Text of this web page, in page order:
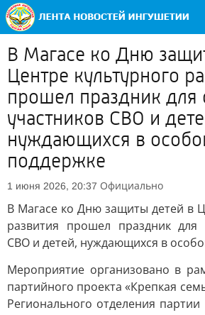
В Магасе ко Дню
Центре культурного
прошел праздник для
участников СВО и
нуждающихся в
поддержке
1 июня 2026, 20:37 Официально
В Магасе ко Дню защиты детей в
развития прошел праздник для
СВО и детей, нуждающихся в
Мероприятие организовано в
партийного проекта «Крепкая
Регионального отделения